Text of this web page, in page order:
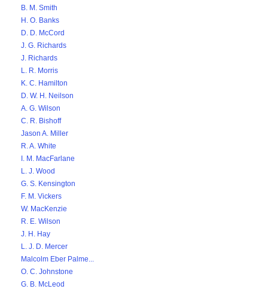
B. M. Smith
H. O. Banks
D. D. McCord
J. G. Richards
J. Richards
L. R. Morris
K. C. Hamilton
D. W. H. Neilson
A. G. Wilson
C. R. Bishoff
Jason A. Miller
R. A. White
I. M. MacFarlane
L. J. Wood
G. S. Kensington
F. M. Vickers
W. MacKenzie
R. E. Wilson
J. H. Hay
L. J. D. Mercer
Malcolm Eber Palme...
O. C. Johnstone
G. B. McLeod